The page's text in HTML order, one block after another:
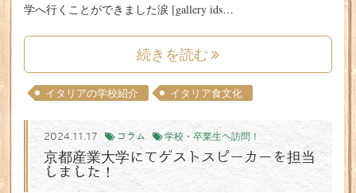
学へ行くことができました涙 [gallery ids…
続きを読む
イタリアの学校紹介 イタリア食文化
2024.11.17 コラム 学校・卒業生へ訪問！
京都産業大学にてゲストスピーカーを担当
しました！